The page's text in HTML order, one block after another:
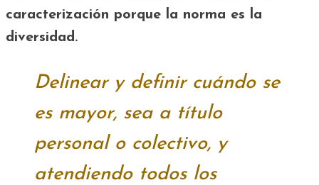
caracterización porque la norma es la
diversidad.
Delinear y definir cuándo se
es mayor, sea a título
personal o colectivo, y
atendiendo todos los